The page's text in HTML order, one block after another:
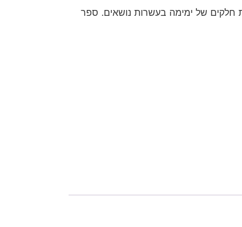
חלקים של ימימה בעשרות נושאים. ספר